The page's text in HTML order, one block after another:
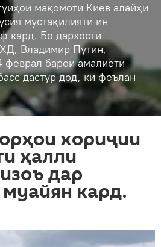
мақомоти Киев алайҳи
мустақилияти ин
кард. Бо дархости
Владимир Путин,
феврал барои амалиёти
дастур дод, ки феълан
хориҷии
ҳалли
дар
кард.